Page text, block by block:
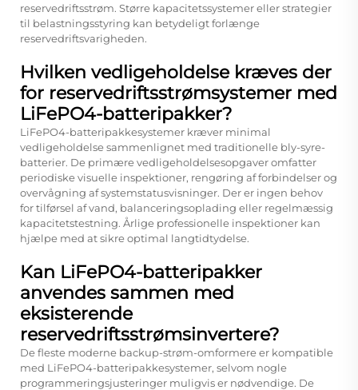
reservedriftsstrøm. Større kapacitetssystemer eller strategier
til belastningsstyring kan betydeligt forlænge
reservedriftsvarigheden.
Hvilken vedligeholdelse kræves der
for reservedriftsstrømsystemer med
LiFePO4-batteripakker?
LiFePO4-batteripakkesystemer kræver minimal
vedligeholdelse sammenlignet med traditionelle bly-syre-
batterier. De primære vedligeholdelsesopgaver omfatter
periodiske visuelle inspektioner, rengøring af forbindelser og
overvågning af systemstatusvisninger. Der er ingen behov
for tilførsel af vand, balanceringsoplading eller regelmæssig
kapacitetstestning. Årlige professionelle inspektioner kan
hjælpe med at sikre optimal langtidtydelse.
Kan LiFePO4-batteripakker
anvendes sammen med
eksisterende
reservedriftsstrømsinvertere?
De fleste moderne backup-strøm-omformere er kompatible
med LiFePO4-batteripakkesystemer, selvom nogle
programmeringsjusteringer muligvis er nødvendige. De